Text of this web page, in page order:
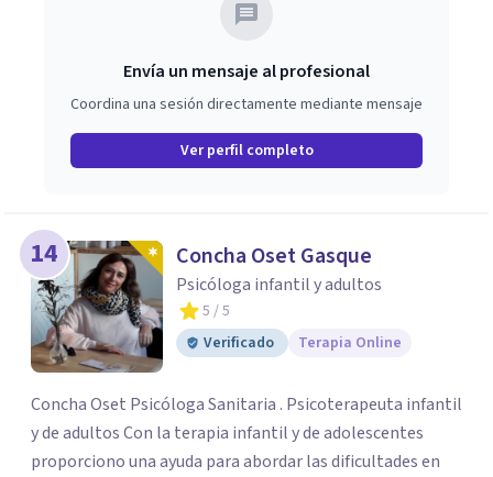
Envía un mensaje al profesional
Coordina una sesión directamente mediante mensaje
Ver perfil completo
14 Concha Oset Gasque
Psicóloga infantil y adultos
5 / 5
Verificado
Terapia Online
Concha Oset Psicóloga Sanitaria . Psicoterapeuta infantil
y de adultos Con la terapia infantil y de adolescentes
proporciono una ayuda para abordar las dificultades en